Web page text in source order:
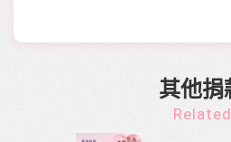
其他捐
Related